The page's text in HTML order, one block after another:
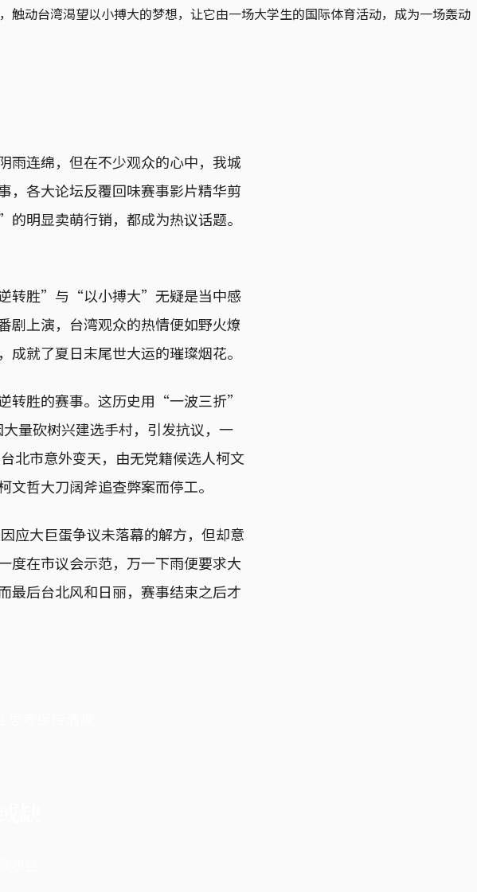
动台湾渴望以小搏大的梦想，让它由一场大学生的国际体育活动，成为一场轰动
雨连绵，但在不少观众的心中，我城
，各大论坛反覆回味赛事影片精华剪
明显卖萌行销，都成为热议话题。
转胜”与“以小搏大”无疑是当中感
剧上演，台湾观众的热情便如野火燎
就了夏日末尾世大运的璀璨烟花。
转胜的赛事。这历史用“一波三折”
量砍树兴建选手村，引发抗议，一
北市意外变天，由无党籍候选人柯文
哲大刀阔斧追查弊案而停工。
应大巨蛋争议未落幕的解方，但却意
在市议会示范，万一下雨便要求大
后台北风和日丽，赛事结束之后才